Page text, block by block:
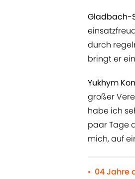
Gladbach-
durch
bringt er
Yukhym
großer
habe ich
paar Tage
mich, auf
• 04 Jahre